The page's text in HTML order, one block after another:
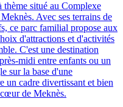
thème situé au Complexe
Avec ses terrains de
ce parc familial propose aux
d'attractions et d'activités
C'est une destination
midi entre enfants ou un
sur la base d'une
un cadre divertissant et bien
de Meknès.